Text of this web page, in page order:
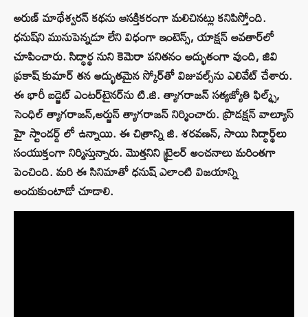
అరుణ్ మాథేశ్వరన్ కథను ఆసక్తికరంగా మలిచినట్లు కనిపిస్తోంది.
ధనుష్‌ని మునుపెన్నడూ లేని విధంగా ఇంటెన్స్, యాక్షన్ అవతార్‌లో
చూపించారు. సిద్ధార్థ నుని కెమెరా పనితనం అద్భుతంగా వుంది, జివి
ప్రకాష్ కుమార్ తన అద్భుతమైన స్కోర్‌తో విజువల్స్‌ను ఎలివేట్ చేశారు.
ఈ భారీ బడ్జెట్ ఎంటర్‌టైనర్‌ను టి.జి. త్యాగరాజన్ సత్యజ్యోతి ఫిల్మ్స్,
సెంధిల్ త్యాగరాజన్,అర్జున్ త్యాగరాజన్ నిర్మించారు. ప్రొడక్షన్ వాల్యూస్
హై స్టాండర్డ్ లో ఉన్నాయి. ఈ చిత్రాన్ని జి. శరవణన్, సాయి సిద్ధార్థ్‌లు
సంయుక్తంగా నిర్మిస్తున్నారు. మొత్తనిని ట్రైలర్ అంచనాలు మరింతగా
పెంచింది. మరి ఈ సినిమాతో ధనుష్ ఎలాంటి విజయాన్ని
అందుకుంటాడో చూడాలి.